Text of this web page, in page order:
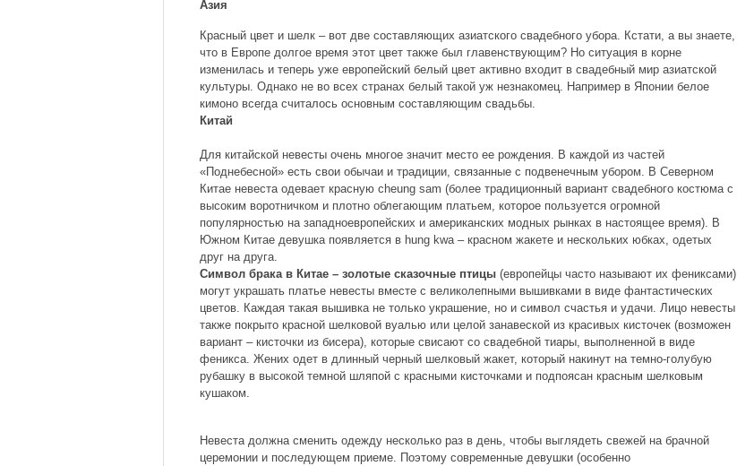
Азия
Красный цвет и шелк – вот две составляющих азиатского свадебного убора. Кстати, а вы знаете,
что в Европе долгое время этот цвет также был главенствующим? Но ситуация в корне
изменилась и теперь уже европейский белый цвет активно входит в свадебный мир азиатской
культуры. Однако не во всех странах белый такой уж незнакомец. Например в Японии белое
кимоно всегда считалось основным составляющим свадьбы.
Китай
Для китайской невесты очень многое значит место ее рождения. В каждой из частей
«Поднебесной» есть свои обычаи и традиции, связанные с подвенечным убором. В Северном
Китае невеста одевает красную cheung sam (более традиционный вариант свадебного костюма с
высоким воротничком и плотно облегающим платьем, которое пользуется огромной
популярностью на западноевропейских и американских модных рынках в настоящее время). В
Южном Китае девушка появляется в hung kwa – красном жакете и нескольких юбках, одетых
друг на друга.
Символ брака в Китае – золотые сказочные птицы (европейцы часто называют их фениксами)
могут украшать платье невесты вместе с великолепными вышивками в виде фантастических
цветов. Каждая такая вышивка не только украшение, но и символ счастья и удачи. Лицо невесты
также покрыто красной шелковой вуалью или целой занавеской из красивых кисточек (возможен
вариант – кисточки из бисера), которые свисают со свадебной тиары, выполненной в виде
феникса. Жених одет в длинный черный шелковый жакет, который накинут на темно-голубую
рубашку в высокой темной шляпой с красными кисточками и подпоясан красным шелковым
кушаком.
Невеста должна сменить одежду несколько раз в день, чтобы выглядеть свежей на брачной
церемонии и последующем приеме. Поэтому современные девушки (особенно